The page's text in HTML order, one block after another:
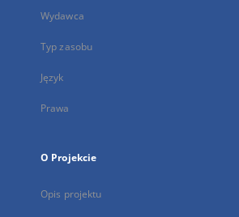
Wydawca
Typ zasobu
Język
Prawa
O Projekcie
Opis projektu